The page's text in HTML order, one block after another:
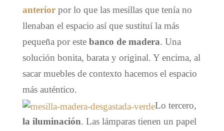
anterior por lo que las mesillas que tenía no
llenaban el espacio así que sustituí la más
pequeña por este banco de madera. Una
solución bonita, barata y original. Y encima, al
sacar muebles de contexto hacemos el espacio
más auténtico.
Lo tercero,
la iluminación. Las lámparas tienen un papel